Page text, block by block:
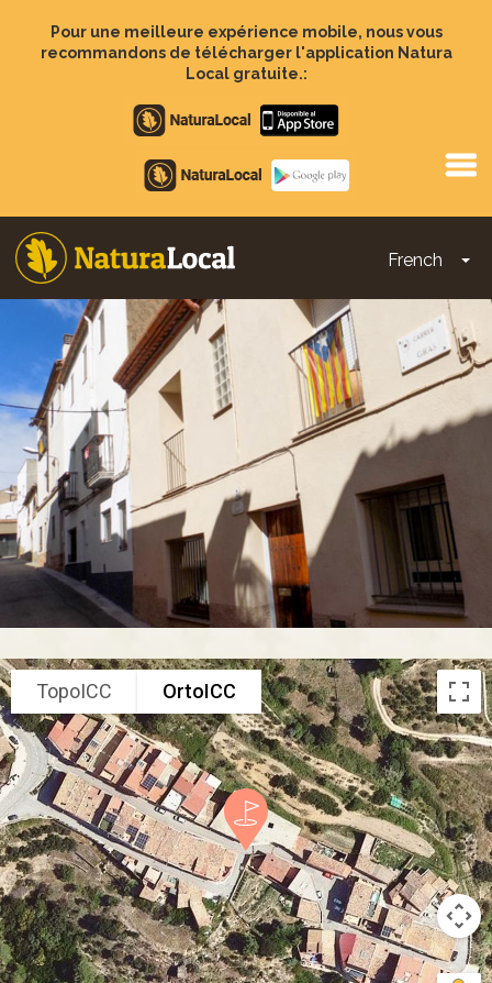
contenu
Pour une meilleure expérience mobile, nous vous
recommandons de télécharger l'application Natura
Local gratuite.:
Apple
store
Google
Play
French
Main
navigation
TopoICC OrtoICC